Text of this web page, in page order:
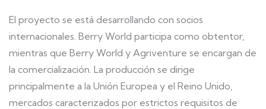
El proyecto se está desarrollando con socios
internacionales. Berry World participa como obtentor,
mientras que Berry World y Agriventure se encargan de
la comercialización. La producción se dirige
principalmente a la Unión Europea y el Reino Unido,
mercados caracterizados por estrictos requisitos de